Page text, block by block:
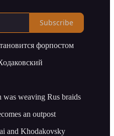
Subscribe
форпостом
was weaving Rus braids
an outpost
and Khodakovsky